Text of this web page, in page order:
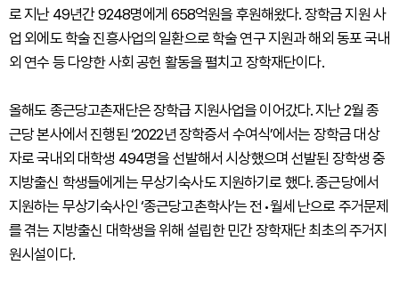
로 지난 49년간 9248명에게 658억원을 후원해왔다. 장학금 지원 사
업 외에도 학술 진흥사업의 일환으로 학술 연구 지원과 해외 동포 국내
외 연수 등 다양한 사회 공헌 활동을 펼치고 장학재단이다.
올해도 종근당고촌재단은 장학급 지원사업을 이어갔다. 지난 2월 종
근당 본사에서 진행된 ‘2022년 장학증서 수여식’에서는 장학금 대상
자로 국내외 대학생 494명을 선발해서 시상했으며 선발된 장학생 중
지방출신 학생들에게는 무상기숙사도 지원하기로 했다. 종근당에서
지원하는 무상기숙사인 ‘종근당고촌학사’는 전•월세 난으로 주거문제
를 겪는 지방출신 대학생을 위해 설립한 민간 장학재단 최초의 주거지
원시설이다.